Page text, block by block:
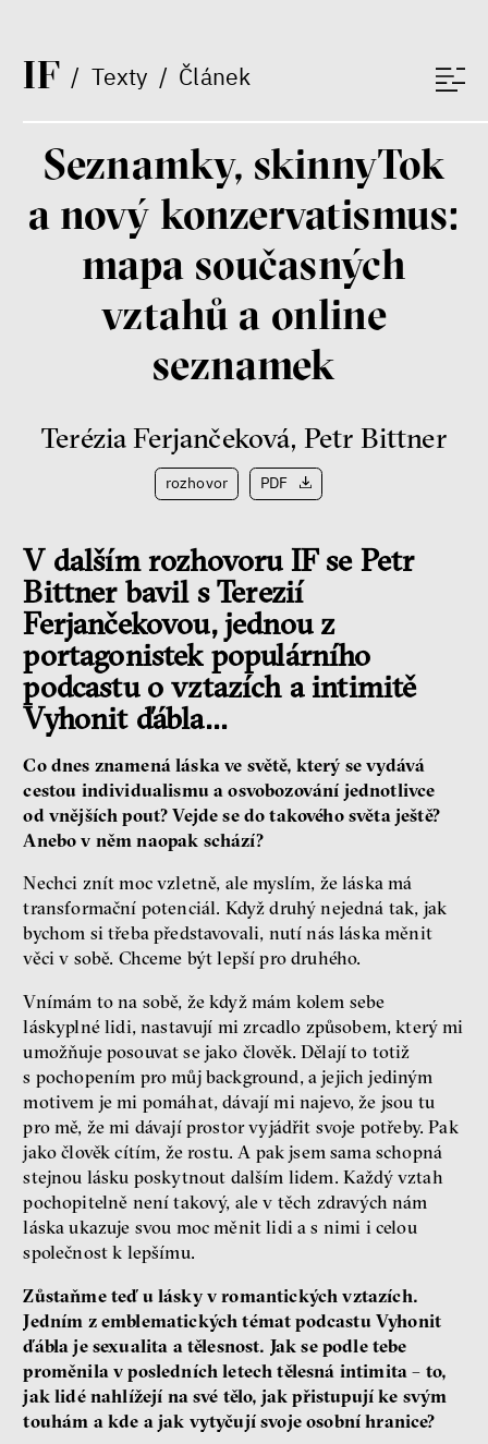
IF/ Texty / Článek
Seznamky, skinnyTok
a nový konzervatismus:
mapa současných
vztahů a online
seznamek
Terézia Ferjančeková, Petr Bittner
rozhovor PDF
V dalším rozhovoru IF se Petr
Bittner bavil s Terezií
Ferjančekovou, jednou z
portagonistek populárního
podcastu o vztazích a intimitě
Vyhonit ďábla…
Co dnes znamená láska ve světě, který se vydává
cestou individualismu a osvobozování jednotlivce
od vnějších pout? Vejde se do takového světa ještě?
Anebo v něm naopak schází?
Nechci znít moc vzletně, ale myslím, že láska má
transformační potenciál. Když druhý nejedná tak, jak
bychom si třeba představovali, nutí nás láska měnit
věci v sobě. Chceme být lepší pro druhého.
Vnímám to na sobě, že když mám kolem sebe
láskyplné lidi, nastavují mi zrcadlo způsobem, který mi
umožňuje posouvat se jako člověk. Dělají to totiž
s pochopením pro můj background, a jejich jediným
motivem je mi pomáhat, dávají mi najevo, že jsou tu
pro mě, že mi dávají prostor vyjádřit svoje potřeby. Pak
jako člověk cítím, že rostu. A pak jsem sama schopná
stejnou lásku poskytnout dalším lidem. Každý vztah
pochopitelně není takový, ale v těch zdravých nám
láska ukazuje svou moc měnit lidi a s nimi i celou
společnost k lepšímu.
Zůstaňme teď u lásky v romantických vztazích.
Jedním z emblematických témat podcastu Vyhonit
ďábla je sexualita a tělesnost. Jak se podle tebe
proměnila v posledních letech tělesná intimita – to,
jak lidé nahlížejí na své tělo, jak přistupují ke svým
touhám a kde a jak vytyčují svoje osobní hranice?